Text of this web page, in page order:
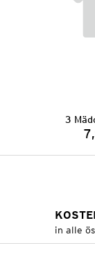
3
in alle